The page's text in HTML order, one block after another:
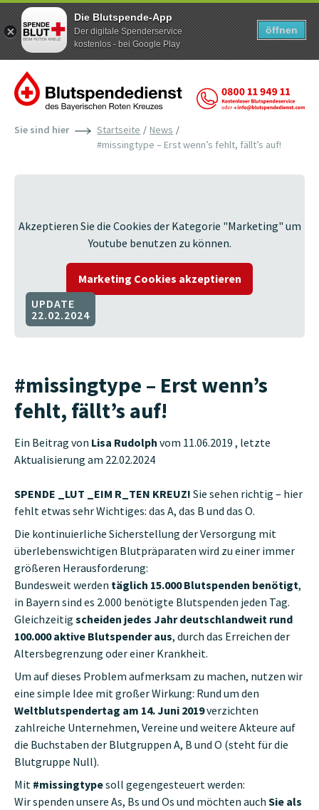
Die Blutspende-App
Der digitale Spenderservice
kostenlos - bei Google Play
öffnen
Zum Inhalt der Seite springen
Sie sind hier Startseite
News
#missingtype – Erst wenn’s fehlt, fällt’s auf!
Akzeptieren Sie die Cookies der Kategorie "Marketing" um
Youtube benutzen zu können.
Marketing Cookies akzeptieren
UPDATE
22.02.2024
#missingtype – Erst wenn’s
fehlt, fällt’s auf!
Ein Beitrag von Lisa Rudolph vom 11.06.2019 , letzte
Aktualisierung am 22.02.2024
SPENDE _LUT _EIM R_TEN KREUZ! Sie sehen richtig – hier
fehlt etwas sehr Wichtiges: das A, das B und das O.
Die kontinuierliche Sicherstellung der Versorgung mit
überlebenswichtigen Blutpräparaten wird zu einer immer
größeren Herausforderung:
Bundesweit werden täglich 15.000 Blutspenden benötigt,
in Bayern sind es 2.000 benötigte Blutspenden jeden Tag.
Gleichzeitig scheiden jedes Jahr deutschlandweit rund
100.000 aktive Blutspender aus, durch das Erreichen der
Altersbegrenzung oder einer Krankheit.
Um auf dieses Problem aufmerksam zu machen, nutzen wir
eine simple Idee mit großer Wirkung: Rund um den
Weltblutspendertag am 14. Juni 2019verzichten
zahlreiche Unternehmen, Vereine und weitere Akteure auf
die Buchstaben der Blutgruppen A, B und O (steht für die
Blutgruppe Null).
Mit #missingtypesoll gegengesteuert werden:
Wir spenden unsere As, Bs und Os und möchten auch Sie als